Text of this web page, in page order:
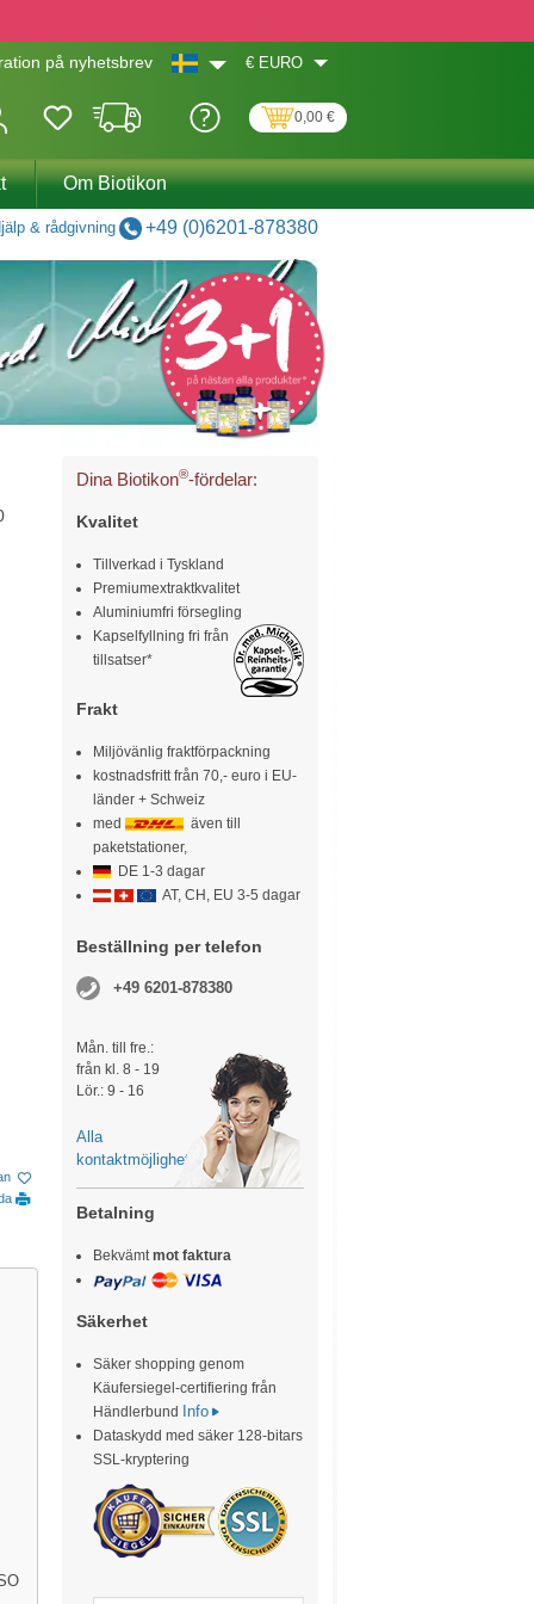
på nyhetsbrev € EURO
0,00 €
Om Biotikon
& rådgivning +49 (0)6201-878380
Dina Biotikon®-fördelar:
Kvalitet
Tillverkad i Tyskland
Premiumextraktkvalitet
Aluminiumfri försegling
Kapselfyllning fri från
tillsatser*
Frakt
Miljövänlig fraktförpackning
kostnadsfritt från 70,- euro i EU-
länder + Schweiz
med
även till
paketstationer,
DE 1-3 dagar
AT, CH, EU 3-5 dagar
Beställning per telefon
+49 6201-878380
Mån. till fre.:
från kl. 8 - 19
Lör.: 9 - 16
Alla
kontaktmöjligheter
Betalning
Bekvämtmot faktura
Säkerhet
Säker shopping genom
Käufersiegel-certifiering från
Händlerbund
Info
Dataskydd med säker 128-bitars
SSL-kryptering